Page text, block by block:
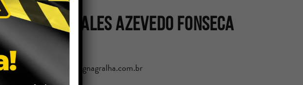
Kátia de Sales Azevedo Fonseca
katia.fonseca@zavagnagralha.com.br